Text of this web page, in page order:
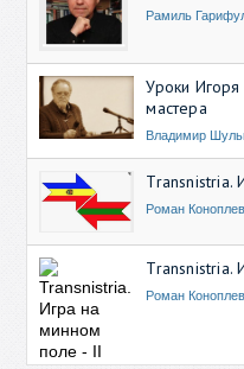
Рамиль
Уроки
мастера
Владимир
Transnistria.
Роман Коноплев
Transnistria.
Роман Коноплев